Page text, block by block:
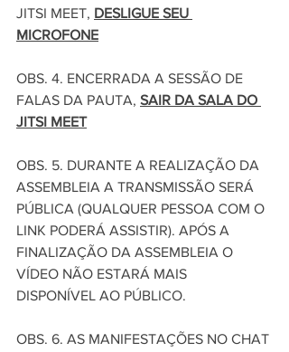
JITSI MEET, DESLIGUE SEU
MICROFONE
OBS. 4. ENCERRADA A SESSÃO DE
FALAS DA PAUTA, SAIR DA SALA DO
JITSI MEET
OBS. 5. DURANTE A REALIZAÇÃO DA
ASSEMBLEIA A TRANSMISSÃO SERÁ
PÚBLICA (QUALQUER PESSOA COM O
LINK PODERÁ ASSISTIR). APÓS A
FINALIZAÇÃO DA ASSEMBLEIA O
VÍDEO NÃO ESTARÁ MAIS
DISPONÍVEL AO PÚBLICO.
OBS. 6. AS MANIFESTAÇÕES NO CHAT